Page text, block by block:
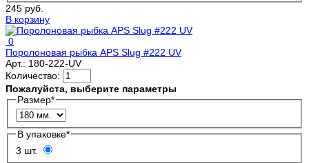
245 руб.
В корзину
0
Поролоновая рыбка APS Slug #222 UV
Арт.: 180-222-UV
Количество:
Пожалуйста, выберите параметры
Размер*
В упаковке*
3 шт.